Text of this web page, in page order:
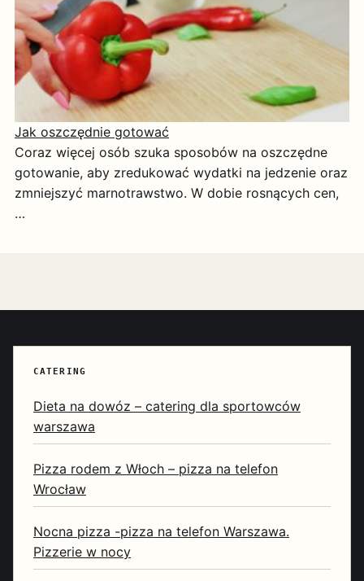
Jak oszczędnie gotować
Coraz więcej osób szuka sposobów na oszczędne
gotowanie, aby zredukować wydatki na jedzenie oraz
zmniejszyć marnotrawstwo. W dobie rosnących cen,
…
CATERING
Dieta na dowóz – catering dla sportowców
warszawa
Pizza rodem z Włoch – pizza na telefon
Wrocław
Nocna pizza -pizza na telefon Warszawa.
Pizzerie w nocy